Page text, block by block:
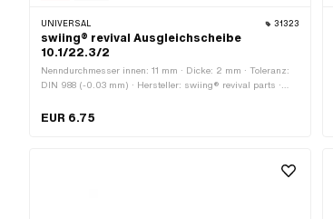
UNIVERSAL 31323
swiing® revival Ausgleichscheibe
10.1/22.3/2
Nenndurchmesser innen: 11 mm · Dicke: 2 mm · Toleranz:
DIN 988 (-0.03 mm) · Hersteller: swiing® revival parts ·
mm · Ø aussen: 22.3 mm
EUR 6.75